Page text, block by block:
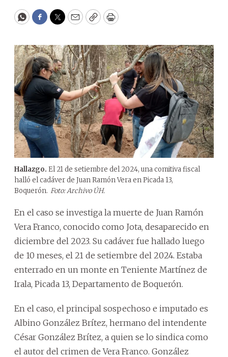
WhatsApp
Facebook
Twitter
EmailCopyPrint
Hallazgo. El 21 de setiembre del 2024, una comitiva fiscal
halló el cadáver de Juan Ramón Vera en Picada 13,
Boquerón. Foto: Archivo ÚH.
En el caso se investiga la muerte de Juan Ramón
Vera Franco, conocido como Jota, desaparecido en
diciembre del 2023. Su cadáver fue hallado luego
de 10 meses, el 21 de setiembre del 2024. Estaba
enterrado en un monte en Teniente Martínez de
Irala, Picada 13, Departamento de Boquerón.
En el caso, el principal sospechoso e imputado es
Albino González Brítez, hermano del intendente
César González Brítez, a quien se lo sindica como
el autor del crimen de Vera Franco. González